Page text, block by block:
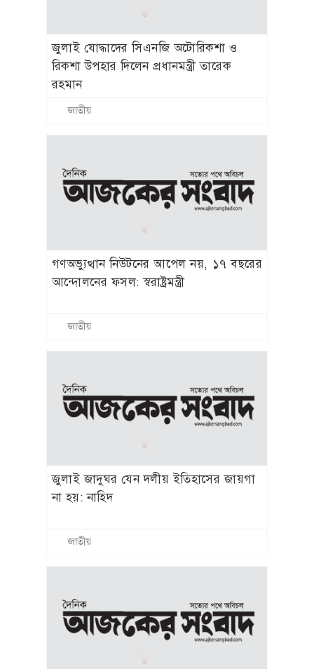
না হয়: নাহিদ
জাতীয়
করছে একটি চক্র: প্রধানমন্ত্রী
১/১১ তে তারেক রহমানকে ‘আয়নাঘরে’ বন্দি
রাখা হয়েছিল: চিফ প্রসিকিউটর
জাতীয়